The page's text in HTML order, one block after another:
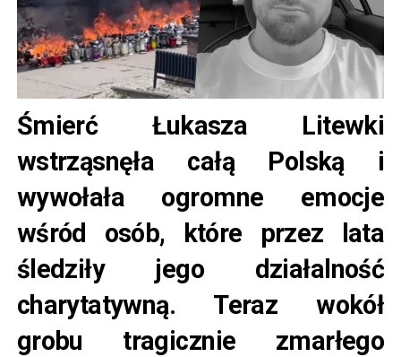
Śmierć Łukasza Litewki
wstrząsnęła całą Polską i
wywołała ogromne emocje
wśród osób, które przez lata
śledziły jego działalność
charytatywną. Teraz wokół
grobu tragicznie zmarłego